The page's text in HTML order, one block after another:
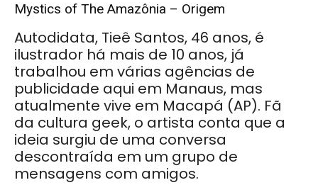
Mystics of The Amazônia – Origem
Autodidata, Tieê Santos, 46 anos, é
ilustrador há mais de 10 anos, já
trabalhou em várias agências de
publicidade aqui em Manaus, mas
atualmente vive em Macapá (AP). Fã
da cultura geek, o artista conta que a
ideia surgiu de uma conversa
descontraída em um grupo de
mensagens com amigos.